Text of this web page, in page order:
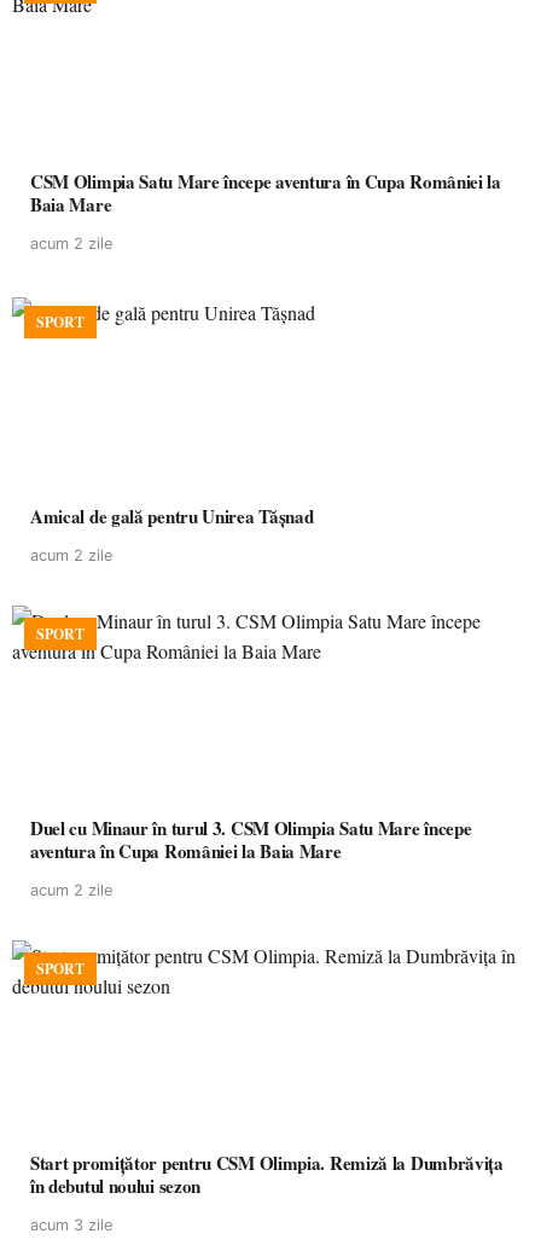
CSM Olimpia Satu Mare începe aventura în Cupa României la
Baia Mare
acum 2 zile
SPORT
Amical de gală pentru Unirea Tășnad
acum 2 zile
SPORT
Duel cu Minaur în turul 3. CSM Olimpia Satu Mare începe
aventura în Cupa României la Baia Mare
acum 2 zile
SPORT
Start promițător pentru CSM Olimpia. Remiză la Dumbrăvița
în debutul noului sezon
acum 3 zile